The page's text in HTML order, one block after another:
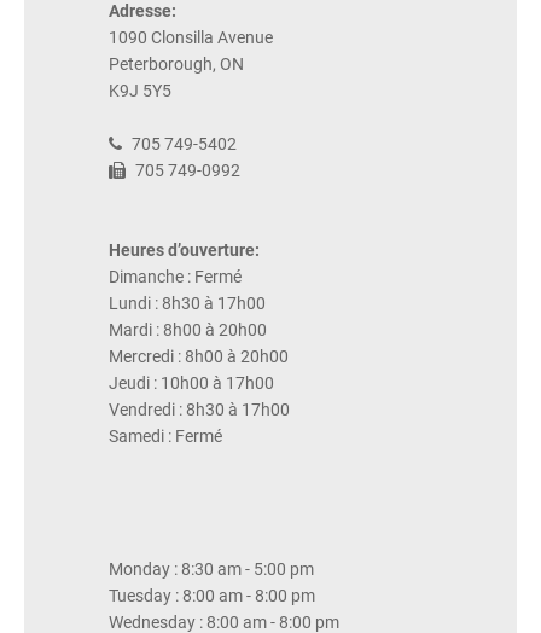
Adresse:
1090 Clonsilla Avenue
Peterborough, ON
K9J 5Y5
705 749-5402
705 749-0992
Heures d’ouverture:
Dimanche : Fermé
Lundi : 8h30 à 17h00
Mardi : 8h00 à 20h00
Mercredi : 8h00 à 20h00
Jeudi : 10h00 à 17h00
Vendredi : 8h30 à 17h00
Samedi : Fermé
Monday : 8:30 am - 5:00 pm
Tuesday : 8:00 am - 8:00 pm
Wednesday : 8:00 am - 8:00 pm